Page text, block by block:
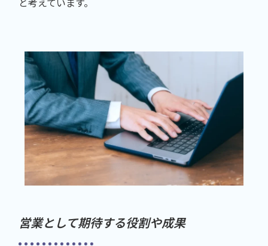
営業として期待する役割や成果